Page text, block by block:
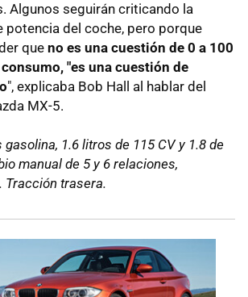
Algunos seguirán criticando la
potencia del coche, pero porque
queno es una cuestión de 0 a 100
"es una cuestión de
", explicaba Bob Hall al hablar del
MX-5.
1.6 litros de 115 CV y 1.8 de
manual de 5 y 6 relaciones,
Tracción trasera.